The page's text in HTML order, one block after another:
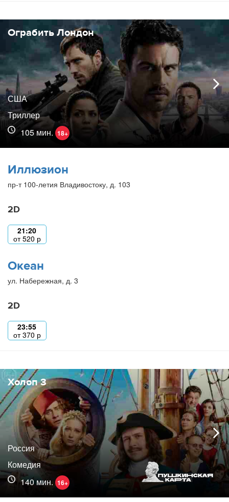
Ограбить Лондон
США
Триллер
105 мин. 18+
Иллюзион
пр-т 100-летия Владивостоку, д. 103
2D
21:20
от520 р
Океан
ул. Набережная, д. 3
2D
23:55
от370 р
Холоп 3
Россия
Комедия
140 мин. 16+